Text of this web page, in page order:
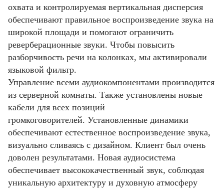
охвата и контролируемая вертикальная дисперсия
обеспечивают правильное воспроизведение звука на
широкой площади и помогают ограничить
реверберационные звуки. Чтобы повысить
разборчивость речи на колонках, мы активировали
языковой фильтр.
Управление всеми аудиокомпонентами производится
из серверной комнаты. Также установлены новые
кабели для всех позиций
громкоговорителей. Установленные динамики
обеспечивают естественное воспроизведение звука,
визуально сливаясь с дизайном. Клиент был очень
доволен результатами. Новая аудиосистема
обеспечивает высококачественный звук, соблюдая
уникальную архитектуру и духовную атмосферу